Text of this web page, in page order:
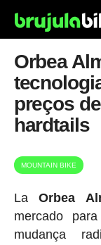
Orbea
preços
hardtails
MOUNTAIN BIKE
LaOrbea
mercado
mudança